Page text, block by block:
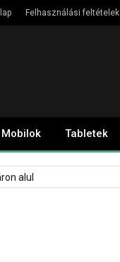
Felhasználási feltételek
Mobilok Tabletek
alul